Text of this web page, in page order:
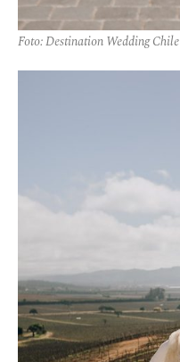
Foto: Destination Wedding Chile